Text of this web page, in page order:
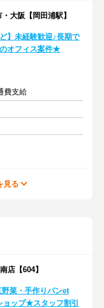
大阪【岡田浦駅】
】未経験歓迎♪長期で
オフィス案件★
費支給
見る
店【604】
野菜・手作りパンet
ップ★スタッフ割引